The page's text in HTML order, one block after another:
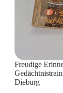
Freudige
Dieburg